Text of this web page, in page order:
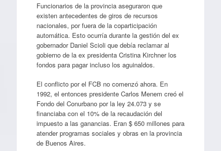
Funcionarios de la provincia aseguraron que
existen antecedentes de giros de recursos
nacionales, por fuera de la coparticipación
automática. Esto ocurría durante la gestión del ex
gobernador Daniel Scioli que debía reclamar al
gobierno de la ex presidenta Cristina Kirchner los
fondos para pagar incluso los aguinaldos.
El conflicto por el FCB no comenzó ahora. En
1992, el entonces presidente Carlos Menem creó el
Fondo del Conurbano por la ley 24.073 y se
financiaba con el 10% de la recaudación del
impuesto a las ganancias. Eran $ 650 millones para
atender programas sociales y obras en la provincia
de Buenos Aires.